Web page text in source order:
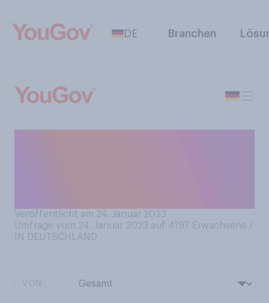
DE Branchen
Veröffentlicht am 24. Januar 2023
Umfrage vom 24. Januar 2023 auf 4197 Erwachsene /
IN DEUTSCHLAND